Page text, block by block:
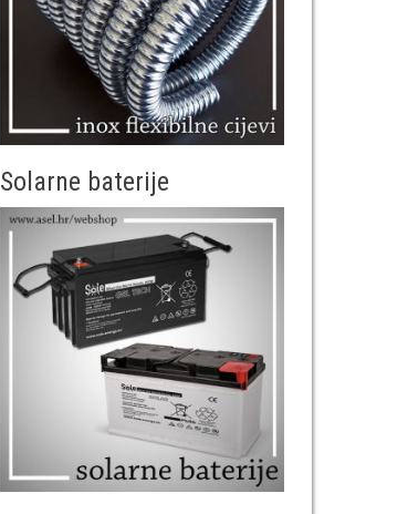
Solarne baterije